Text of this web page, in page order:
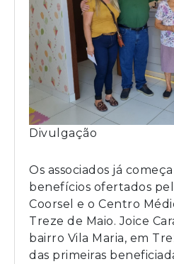
Divulgação
Os associados já
benefícios ofertados
Coorsel e o Centro
Treze de Maio. Joice
bairro Vila Maria, em
das primeiras